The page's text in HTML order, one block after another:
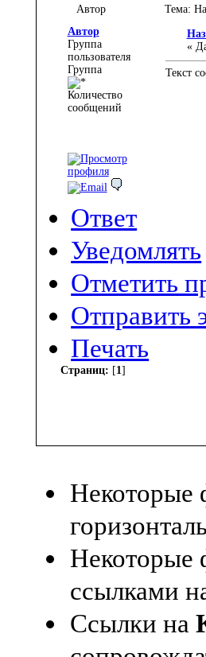
Автор
Тема:
Автор
Группа
пользователя
Группа
Количество
сообщений
«
Текст
Ответ
Уведомлять
Отметить
Отправить
Печать
Страниц: [1]
Некоторые
ссылками
Ссылки на